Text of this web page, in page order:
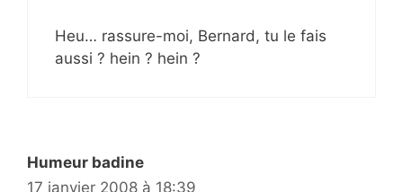
Heu… rassure-moi, Bernard, tu le fais
aussi ? hein ? hein ?
Humeur badine
17 janvier 2008 à 18:39